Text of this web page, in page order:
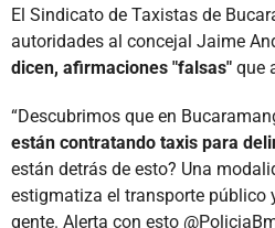
El Sindicato de Taxistas de
autoridades al concejal Jaime
dicen, afirmaciones "falsas" que
“Descubrimos que en
están contratando taxis para
están detrás de esto? Una
estigmatiza el transporte público
gente. Alerta con esto